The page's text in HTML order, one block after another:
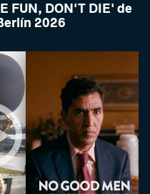
FUN, DON'T DIE' de
2026